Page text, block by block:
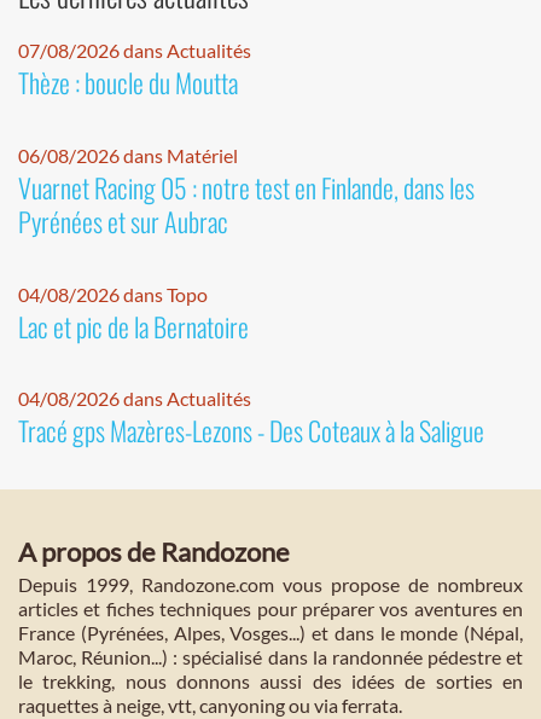
07/08/2026 dans Actualités
Thèze : boucle du Moutta
06/08/2026 dans Matériel
Vuarnet Racing 05 : notre test en Finlande, dans les
Pyrénées et sur Aubrac
04/08/2026 dans Topo
Lac et pic de la Bernatoire
04/08/2026 dans Actualités
Tracé gps Mazères-Lezons - Des Coteaux à la Saligue
A propos de Randozone
Depuis 1999, Randozone.com vous propose de nombreux
articles et fiches techniques pour préparer vos aventures en
France (Pyrénées, Alpes, Vosges...) et dans le monde (Népal,
Maroc, Réunion...) : spécialisé dans la randonnée pédestre et
le trekking, nous donnons aussi des idées de sorties en
raquettes à neige, vtt, canyoning ou via ferrata.